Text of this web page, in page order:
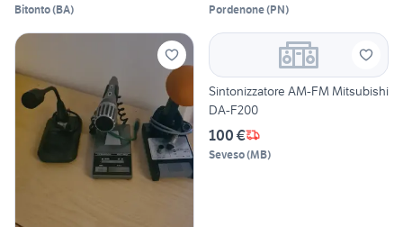
Bitonto(BA) Pordenone(PN)
Sintonizzatore AM-FM Mitsubishi
DA-F200
100 €
Seveso(MB)